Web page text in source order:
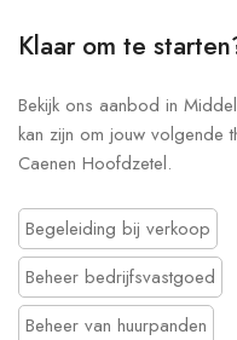
Klaar om te
Bekijk ons aanbod in
kan zijn om jouw volgende
Caenen Hoofdzetel.
Begeleiding bij verkoop
Beheer bedrijfsvastgoed
Beheer van huurpanden